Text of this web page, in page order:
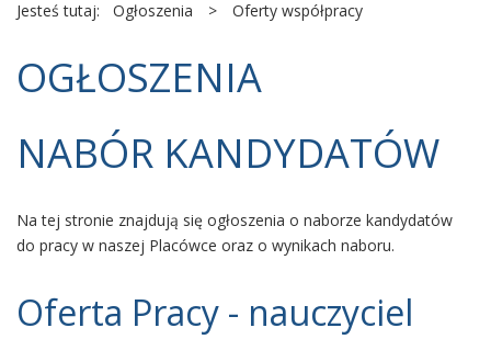
Jesteś tutaj: Ogłoszenia > Oferty współpracy
OGŁOSZENIA
NABÓR KANDYDATÓW
Na tej stronie znajdują się ogłoszenia o naborze kandydatów
do pracy w naszej Placówce oraz o wynikach naboru.
Oferta Pracy - nauczyciel